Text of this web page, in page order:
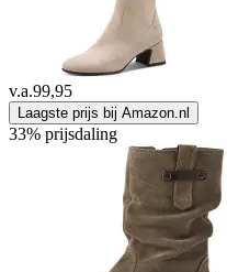
v.a.99,95
Laagste prijs bij Amazon.nl
33% prijsdaling